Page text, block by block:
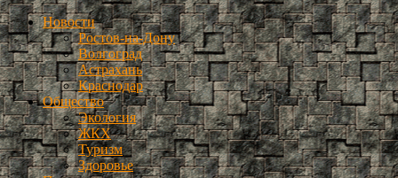
Новости
Ростов-на-Дону
Волгоград
Астрахань
Краснодар
Общество
Экология
ЖКХ
Туризм
Здоровье